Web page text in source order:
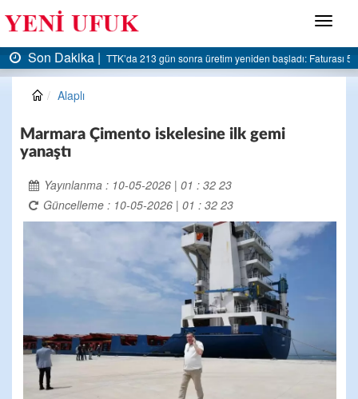
Menü
5 milyar liraya dayandı
Son Dakika |AK Parti Ereğli İlçe Başkanlığı’ndan belediyeye
Alaplı
Marmara Çimento iskelesine ilk gemi
yanaştı
Yayınlanma : 10-05-2026 | 01 : 32 23
Güncelleme : 10-05-2026 | 01 : 32 23